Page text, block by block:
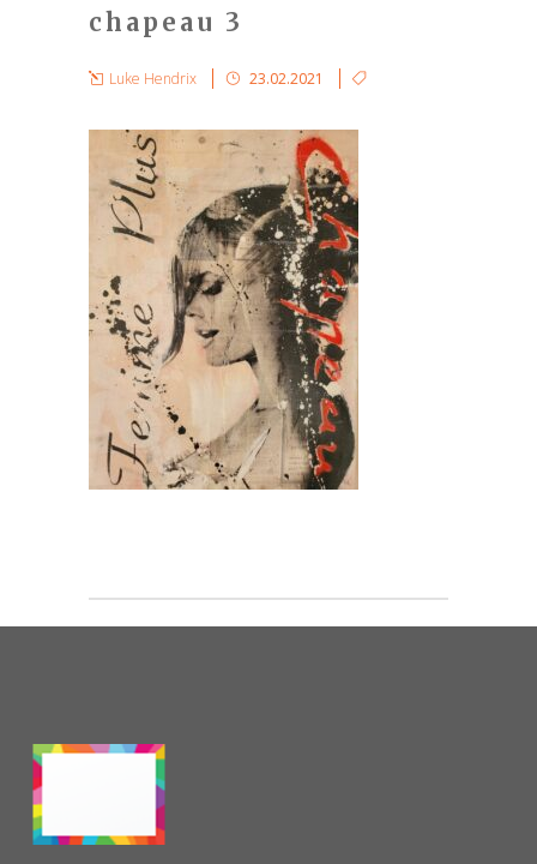
chapeau 3
Luke Hendrix 23.02.2021